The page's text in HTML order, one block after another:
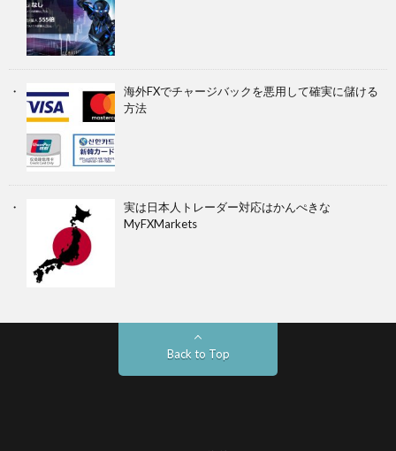
海外FXでチャージバックを悪用して確実に儲ける
方法
実は日本人トレーダー対応はかんぺきな
MyFXMarkets
Back to Top